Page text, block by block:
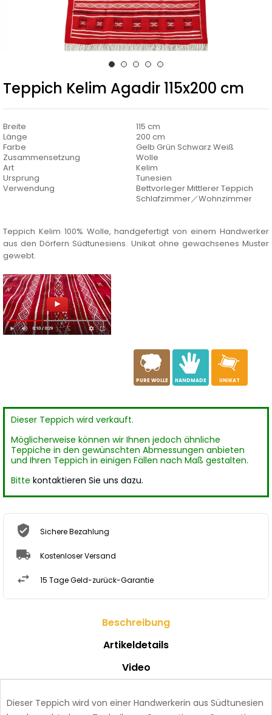
Teppich Kelim Agadir 115x200 cm
Breite
115 cm
Länge
200 cm
Farbe
Gelb Grün Schwarz Weiß
Zusammensetzung
Wolle
Art
Kelim
Ursprung
Tunesien
Verwendung
Bettvorleger Mittlerer Teppich
Schlafzimmer／Wohnzimmer
Teppich Kelim 100% Wolle, handgefertigt von einem Handwerker
aus den Dörfern Südtunesiens. Unikat ohne gewachsenes Muster
gewebt.
a
PURE WOLLE
c
HANDMADE
h
UNIKAT
Dieser Teppich wird verkauft.
Möglicherweise können wir Ihnen jedoch ähnliche
Teppiche in den gewünschten Abmessungen anbieten
und Ihren Teppich in einigen Fällen nach Maß gestalten.
Bitte kontaktieren Sie uns dazu.
Sichere Bezahlung
Kostenloser Versand
15 Tage Geld-zurück-Garantie
Beschreibung
Artikeldetails
Video
Dieser Teppich wird von einer Handwerkerin aus Südtunesien